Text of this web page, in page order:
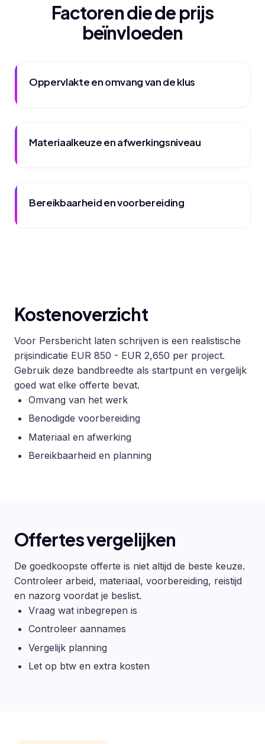
Factoren die de prijs
beïnvloeden
Oppervlakte en omvang van de klus
Materiaalkeuze en afwerkingsniveau
Bereikbaarheid en voorbereiding
Kostenoverzicht
Voor Persbericht laten schrijven is een realistische
prijsindicatie EUR 850 - EUR 2,650 per project.
Gebruik deze bandbreedte als startpunt en vergelijk
goed wat elke offerte bevat.
Omvang van het werk
Benodigde voorbereiding
Materiaal en afwerking
Bereikbaarheid en planning
Offertes vergelijken
De goedkoopste offerte is niet altijd de beste keuze.
Controleer arbeid, materiaal, voorbereiding, reistijd
en nazorg voordat je beslist.
Vraag wat inbegrepen is
Controleer aannames
Vergelijk planning
Let op btw en extra kosten